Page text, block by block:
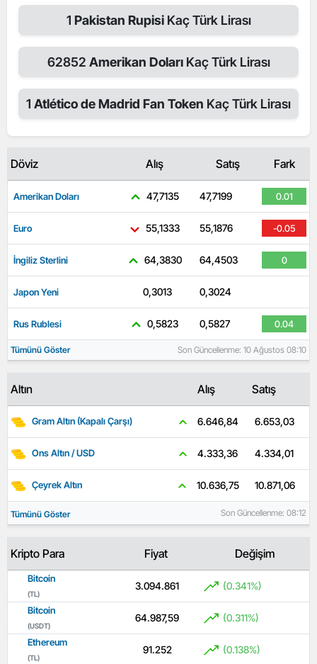
1 Pakistan RupisiKaç Türk Lirası
62852 Amerikan DolarıKaç Türk Lirası
1 Atlético de Madrid Fan Token Kaç Türk Lirası
Döviz Alış Satış Fark
Amerikan Doları 47,7135 47,7199 0.01
Euro 55,1333 55,1876 -0.05
İngiliz Sterlini 64,3830 64,4503 0
Japon Yeni 0,3013 0,3024
Rus Rublesi 0,5823 0,5827 0.04
Tümünü Göster Son Güncellenme: 10 Ağustos 08:10
Altın Alış Satış
Gram Altın (Kapalı Çarşı) 6.646,84 6.653,03
Ons Altın / USD 4.333,36 4.334,01
Çeyrek Altın 10.636,75 10.871,06
Tümünü Göster Son Güncellenme: 08:12
Kripto Para Fiyat Değişim
Bitcoin
(TL)
3.094.861 (0.341%)
Bitcoin
(USDT)
64.987,59 (0.311%)
Ethereum
(TL)
91.252 (0.138%)